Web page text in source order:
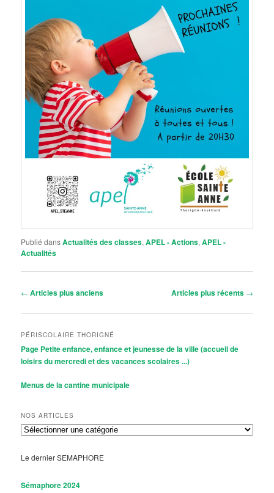
Publié dansActualités des classes,APEL - Actions,APEL -
Actualités
Navigation
articles
← Articles plus anciens Articles plus récents →
PÉRISCOLAIRE THORIGNÉ
Page Petite enfance, enfance et jeunesse de la ville (accueil de
loisirs du mercredi et des vacances scolaires ...)
Menus de la cantine municipale
NOS ARTICLES
Nos
Le dernier SEMAPHORE
Sémaphore 2024